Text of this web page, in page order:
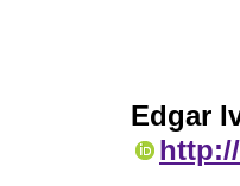
Edgar